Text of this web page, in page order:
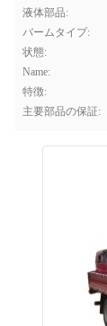
液体部品:
バームタイプ:
状態:
Name:
特徴:
主要部品の保証: